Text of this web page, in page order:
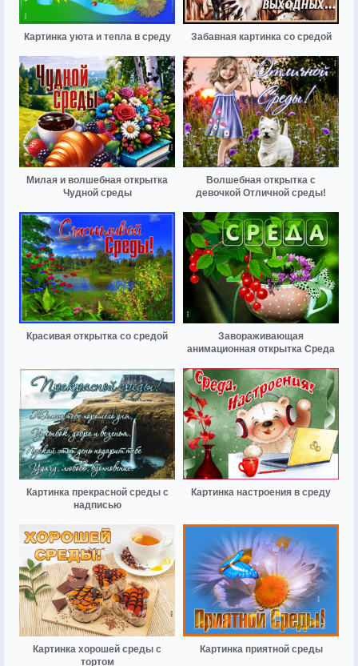
Картинка уюта и тепла в среду Забавная картинка со средой
Милая и волшебная открытка
Чудной среды
Волшебная открытка с
девочкой Отличной среды!
Красивая открытка со средой
Завораживающая
анимационная открытка Среда
Картинка прекрасной среды с
надписью
Картинка настроения в среду
Картинка хорошей среды с
тортом
Картинка приятной среды